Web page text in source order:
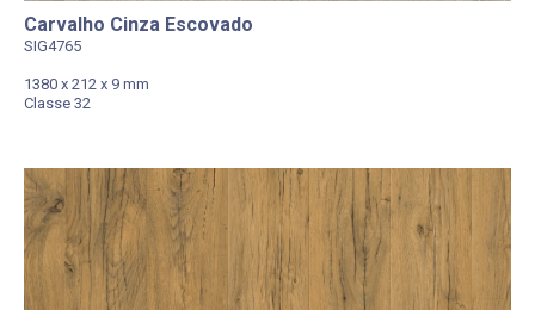
Carvalho Cinza Escovado
SIG4765
1380 x 212 x 9 mm
Classe 32